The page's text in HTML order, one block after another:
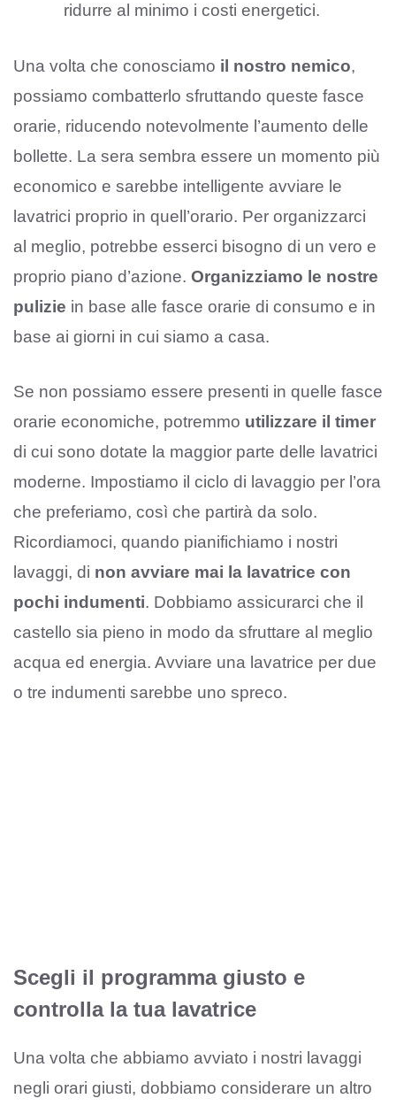
ridurre al minimo i costi energetici.
Una volta che conosciamo il nostro nemico,
possiamo combatterlo sfruttando queste fasce
orarie, riducendo notevolmente l’aumento delle
bollette. La sera sembra essere un momento più
economico e sarebbe intelligente avviare le
lavatrici proprio in quell’orario. Per organizzarci
al meglio, potrebbe esserci bisogno di un vero e
proprio piano d’azione. Organizziamo le nostre
pulizie in base alle fasce orarie di consumo e in
base ai giorni in cui siamo a casa.
Se non possiamo essere presenti in quelle fasce
orarie economiche, potremmo utilizzare il timer
di cui sono dotate la maggior parte delle lavatrici
moderne. Impostiamo il ciclo di lavaggio per l’ora
che preferiamo, così che partirà da solo.
Ricordiamoci, quando pianifichiamo i nostri
lavaggi, di non avviare mai la lavatrice con
pochi indumenti. Dobbiamo assicurarci che il
castello sia pieno in modo da sfruttare al meglio
acqua ed energia. Avviare una lavatrice per due
o tre indumenti sarebbe uno spreco.
Scegli il programma giusto e
controlla la tua lavatrice
Una volta che abbiamo avviato i nostri lavaggi
negli orari giusti, dobbiamo considerare un altro